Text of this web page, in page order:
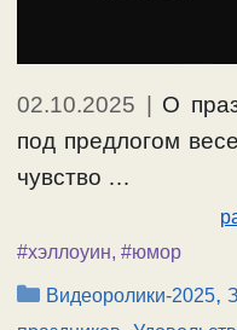
02.10.2025 | О
под предлогом
чувство …
#хэллоуин, #юмор
Рубрики
Видеоролики-2025,